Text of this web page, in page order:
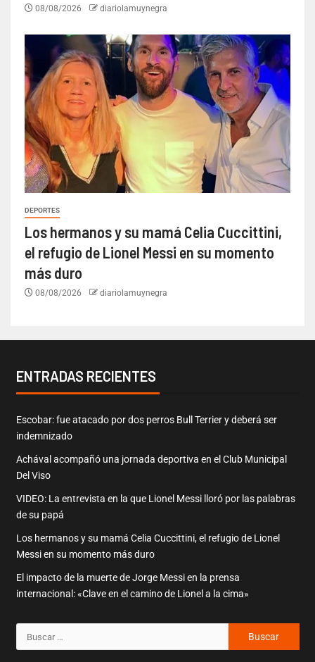
08/08/2026 diariolamuynegra
DEPORTES
Los hermanos y su mamá Celia Cuccittini,
el refugio de Lionel Messi en su momento
más duro
08/08/2026 diariolamuynegra
ENTRADAS RECIENTES
Escobar: fue atacado por dos perros Bull Terrier y deberá ser
indemnizado
Achával acompañó una jornada deportiva en el Club Municipal
Del Viso
VIDEO: La entrevista en la que Lionel Messi lloró por las palabras
de su papá
Los hermanos y su mamá Celia Cuccittini, el refugio de Lionel
Messi en su momento más duro
El impacto de la muerte de Jorge Messi en la prensa
internacional: «Clave en el camino de Lionel a la cima»